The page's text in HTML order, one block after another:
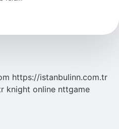
https://istanbulinn.com.tr
knight online nttgame